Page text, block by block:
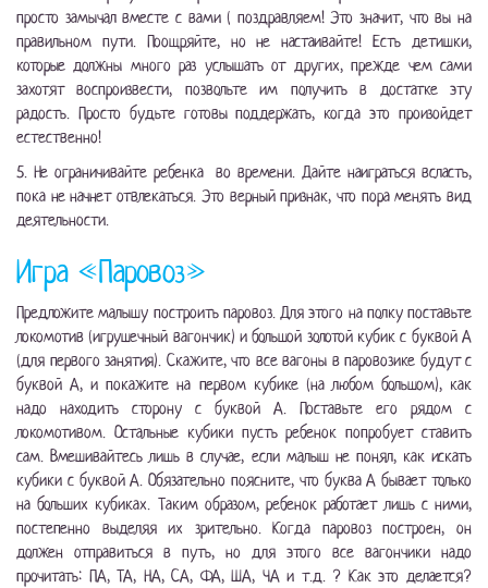
просто замычал вместе с вами ( поздравляем! Это значит, что вы на
правильном пути. Поощряйте, но не настаивайте! Есть детишки,
которые должны много раз услышать от других, прежде чем сами
захотят воспроизвести, позвольте им получить в достатке эту
радость. Просто будьте готовы поддержать, когда это произойдет
естественно!
5. Не ограничивайте ребенка во времени. Дайте наиграться всласть,
пока не начнет отвлекаться. Это верный признак, что пора менять вид
деятельности.
Игра «Паровоз»
Предложите малышу построить паровоз. Для этого на полку поставьте
локомотив (игрушечный вагончик) и большой золотой кубик с буквой А
(для первого занятия). Скажите, что все вагоны в паровозике будут с
буквой А, и покажите на первом кубике (на любом большом), как
надо находить сторону с буквой А. Поставьте его рядом с
локомотивом. Остальные кубики пусть ребенок попробует ставить
сам. Вмешивайтесь лишь в случае, если малыш не понял, как искать
кубики с буквой А. Обязательно поясните, что буква А бывает только
на больших кубиках. Таким образом, ребенок работает лишь с ними,
постепенно выделяя их зрительно. Когда паровоз построен, он
должен отправиться в путь, но для этого все вагончики надо
прочитать: ПА, ТА, НА, СА, ФА, ША, ЧА и т.д. ? Как это делается?